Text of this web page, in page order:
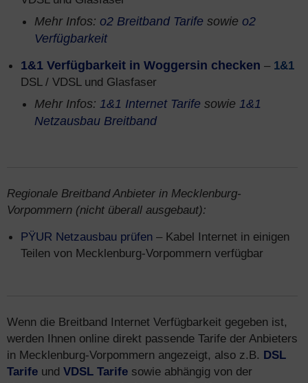
Mehr Infos: o2 Breitband Tarife sowie o2
Verfügbarkeit
1&1 Verfügbarkeit in Woggersin checken – 1&1
DSL / VDSL und Glasfaser
Mehr Infos: 1&1 Internet Tarife sowie 1&1
Netzausbau Breitband
Regionale Breitband Anbieter in Mecklenburg-
Vorpommern (nicht überall ausgebaut):
PŸUR Netzausbau prüfen – Kabel Internet in einigen
Teilen von Mecklenburg-Vorpommern verfügbar
Wenn die Breitband Internet Verfügbarkeit gegeben ist,
werden Ihnen online direkt passende Tarife der Anbieters
in Mecklenburg-Vorpommern angezeigt, also z.B. DSL
Tarife und VDSL Tarife sowie abhängig von der